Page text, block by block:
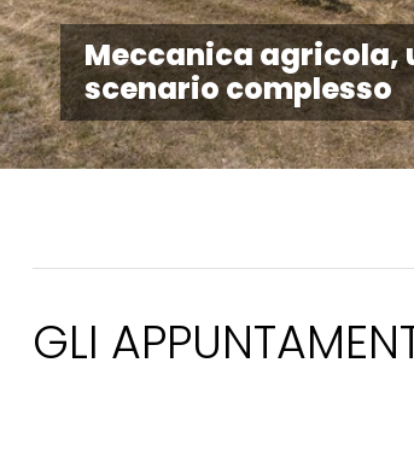
Meccanica agricola,
scenario complesso
GLI